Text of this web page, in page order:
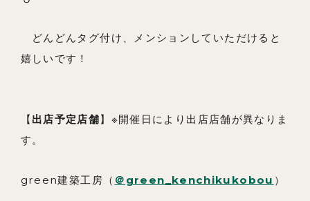
どんどんタグ付け、メンションしていただけると
嬉しいです！
【 出店予定店舗】※開催日により出店店舗が異なりま
す。
green建築工房（ ＠green_kenchikukobou ）